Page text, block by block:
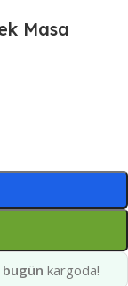
Masa
bugün kargoda!